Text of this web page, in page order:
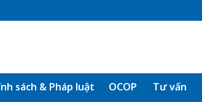
sách & Pháp luật OCOP Tư vấn